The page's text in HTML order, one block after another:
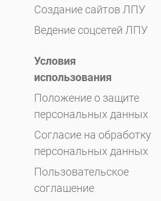
Создание сайтов ЛПУ
Ведение соцсетей ЛПУ
Условия
использования
Положение о защите
персональных данных
Согласие на обработку
персональных данных
Пользовательское
соглашение